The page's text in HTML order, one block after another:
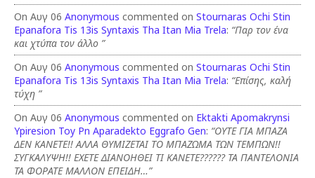
On Αυγ 06 Anonymous commented on Stournaras Ochi Stin
Epanafora Tis 13is Syntaxis Tha Itan Mia Trela: “Παρ τον ένα
και χτύπα τον άλλο ”
On Αυγ 06 Anonymous commented on Stournaras Ochi Stin
Epanafora Tis 13is Syntaxis Tha Itan Mia Trela: “Επίσης, καλή
τύχη ”
On Αυγ 06 Anonymous commented on Ektakti Apomakrynsi
Ypiresion Toy Pn Aparadekto Eggrafo Gen: “ΟΥΤΕ ΓΙΑ ΜΠΑΖΑ
ΔΕΝ ΚΑΝΕΤΕ!! ΑΛΛΑ ΘΥΜΙΖΕΤΑΙ ΤΟ ΜΠΑΖΩΜΑ ΤΩΝ ΤΕΜΠΩΝ!!
ΣΥΓΚΑΛΥΨΗ!! ΕΧΕΤΕ ΔΙΑΝΟΗΘΕΙ ΤΙ ΚΑΝΕΤΕ?????? ΤΑ ΠΑΝΤΕΛΟΝΙΑ
ΤΑ ΦΟΡΑΤΕ ΜΑΛΛΟΝ ΕΠΕΙΔΗ…”